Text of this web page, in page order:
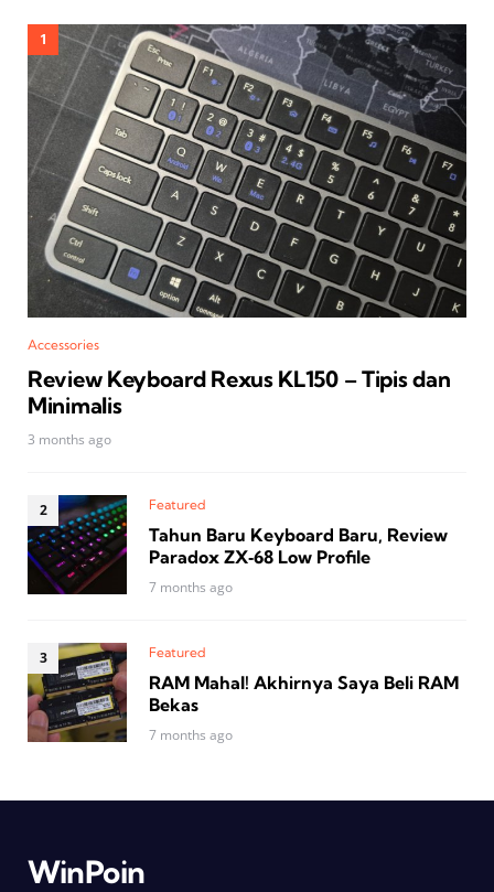
Accessories
Review Keyboard Rexus KL150 – Tipis dan
Minimalis
3 months ago
Featured
Tahun Baru Keyboard Baru, Review
Paradox ZX‑68 Low Profile
7 months ago
Featured
RAM Mahal! Akhirnya Saya Beli RAM
Bekas
7 months ago
WinPoin